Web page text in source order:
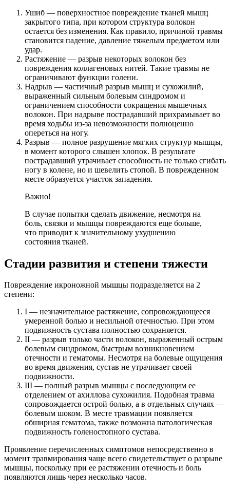
Ушиб — поверхностное повреждение тканей мышц
закрытого типа, при котором структура волокон
остается без изменения. Как правило, причиной травмы
становится падение, давление тяжелым предметом или
удар.
Растяжение — разрыв некоторых волокон без
повреждения коллагеновых нитей. Такие травмы не
ограничивают функции голени.
Надрыв — частичный разрыв мышц и сухожилий,
выраженный сильным болевым синдромом и
ограничением способности сокращения мышечных
волокон. При надрыве пострадавший прихрамывает во
время ходьбы из-за невозможности полноценно
опереться на ногу.
Разрыв — полное разрушение мягких структур мышцы,
в момент которого слышен хлопок. В результате
пострадавший утрачивает способность не только сгибать
ногу в колене, но и шевелить стопой. В поврежденном
месте образуется участок западения.
Важно!
В случае попытки сделать движение, несмотря на
боль, связки и мышцы повреждаются еще больше,
что приводит к значительному ухудшению
состояния тканей.
Стадии развития и степени тяжести
Повреждение икроножной мышцы подразделяется на 2
степени:
I — незначительное растяжение, сопровождающееся
умеренной болью и несильной отечностью. При этом
подвижность сустава полностью сохраняется.
II — разрыв только части волокон, выраженный острым
болевым синдромом, быстрым возникновением
отечности и гематомы. Несмотря на болевые ощущения
во время движения, сустав не утрачивает своей
подвижности.
III — полный разрыв мышцы с последующим ее
отделением от ахиллова сухожилия. Подобная травма
сопровождается острой болью, а в отдельных случаях —
болевым шоком. В месте травмации появляется
обширная гематома, также возможна патологическая
подвижность голеностопного сустава.
Проявление перечисленных симптомов непосредственно в
момент травмирования чаще всего свидетельствует о разрыве
мышцы, поскольку при ее растяжении отечность и боль
появляются лишь через несколько часов.